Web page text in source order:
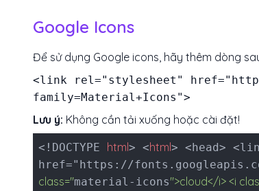
Google Icons
Để sử dụng Google icons, hãy thêm dòng
<link rel="stylesheet"
family=Material+Icons">
Lưu ý: Không cần tải xuống hoặc cài đặt!
<!DOCTYPE html> <html> <head>
href="https://
class="material-icons">cloud</i> <i